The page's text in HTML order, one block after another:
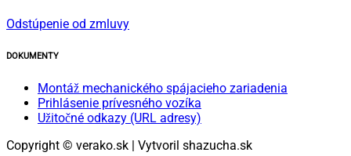
Odstúpenie od zmluvy
DOKUMENTY
Montáž mechanického spájacieho zariadenia
Prihlásenie prívesného vozíka
Užitočné odkazy (URL adresy)
Copyright © verako.sk | Vytvoril shazucha.sk